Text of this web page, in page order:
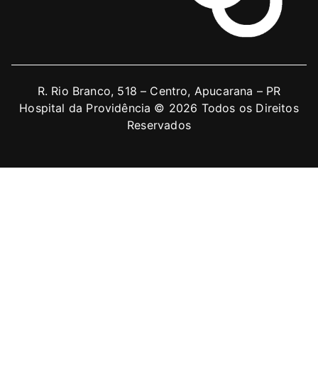
R. Rio Branco, 518 – Centro, Apucarana – PR
Hospital da Providência © 2026 Todos os Direitos
Reservados